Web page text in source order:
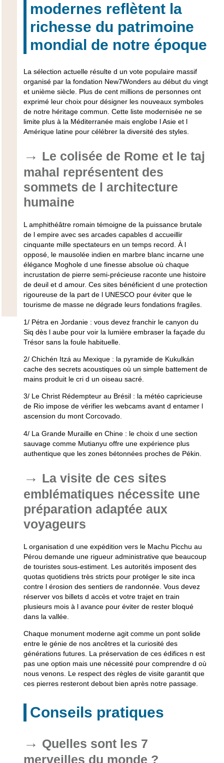
modernes reflètent la
richesse du patrimoine
mondial de notre époque
La sélection actuelle résulte d un vote populaire massif
organisé par la fondation New7Wonders au début du vingt
et unième siècle. Plus de cent millions de personnes ont
exprimé leur choix pour désigner les nouveaux symboles
de notre héritage commun. Cette liste modernisée ne se
limite plus à la Méditerranée mais englobe l Asie et l
Amérique latine pour célébrer la diversité des styles.
Le colisée de Rome et le taj
mahal représentent des
sommets de l architecture
humaine
L amphithéâtre romain témoigne de la puissance brutale
de l empire avec ses arcades capables d accueillir
cinquante mille spectateurs en un temps record. À l
opposé, le mausolée indien en marbre blanc incarne une
élégance Moghole d une finesse absolue où chaque
incrustation de pierre semi-précieuse raconte une histoire
de deuil et d amour. Ces sites bénéficient d une protection
rigoureuse de la part de l UNESCO pour éviter que le
tourisme de masse ne dégrade leurs fondations fragiles.
1/ Pétra en Jordanie: vous devez franchir le canyon du
Siq dès l aube pour voir la lumière embraser la façade du
Trésor sans la foule habituelle.
2/ Chichén Itzá au Mexique: la pyramide de Kukulkán
cache des secrets acoustiques où un simple battement de
mains produit le cri d un oiseau sacré.
3/ Le Christ Rédempteur au Brésil: la météo capricieuse
de Rio impose de vérifier les webcams avant d entamer l
ascension du mont Corcovado.
4/ La Grande Muraille en Chine: le choix d une section
sauvage comme Mutianyu offre une expérience plus
authentique que les zones bétonnées proches de Pékin.
La visite de ces sites
emblématiques nécessite une
préparation adaptée aux
voyageurs
L organisation d une expédition vers le Machu Picchu au
Pérou demande une rigueur administrative que beaucoup
de touristes sous-estiment. Les autorités imposent des
quotas quotidiens très stricts pour protéger le site inca
contre l érosion des sentiers de randonnée. Vous devez
réserver vos billets d accès et votre trajet en train
plusieurs mois à l avance pour éviter de rester bloqué
dans la vallée.
Chaque monument moderne agit comme un pont solide
entre le génie de nos ancêtres et la curiosité des
générations futures. La préservation de ces édifices n est
pas une option mais une nécessité pour comprendre d où
nous venons. Le respect des règles de visite garantit que
ces pierres resteront debout bien après notre passage.
Conseils pratiques
Quelles sont les 7
merveilles du monde ?